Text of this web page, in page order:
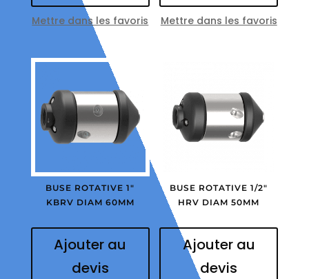
Mettre dans les favoris Mettre dans les favoris
BUSE ROTATIVE 1″
KBRV DIAM 60MM
Ajouter au
devis
BUSE ROTATIVE 1/2″
HRV DIAM 50MM
Ajouter au
devis